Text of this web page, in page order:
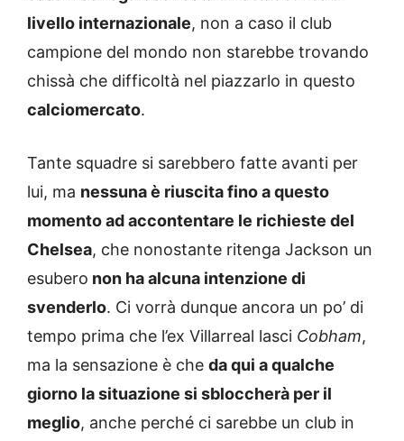
livello internazionale, non a caso il club
campione del mondo non starebbe trovando
chissà che difficoltà nel piazzarlo in questo
calciomercato.
Tante squadre si sarebbero fatte avanti per
lui, ma nessuna è riuscita fino a questo
momento ad accontentare le richieste del
Chelsea, che nonostante ritenga Jackson un
esubero non ha alcuna intenzione di
svenderlo. Ci vorrà dunque ancora un po’ di
tempo prima che l’ex Villarreal lasci Cobham,
ma la sensazione è che da qui a qualche
giorno la situazione si sbloccherà per il
meglio, anche perché ci sarebbe un club in